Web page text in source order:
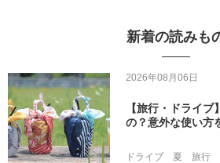
新着の読みも
2026年08月06日
【旅行・ドライ
の？意外な使い方
ドライブ 夏 旅行